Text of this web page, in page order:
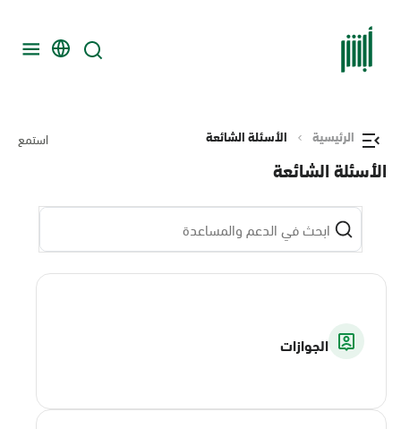
الرئيسية الأسئلة الشائعة استمع
الأسئلة الشائعة
الجوازات